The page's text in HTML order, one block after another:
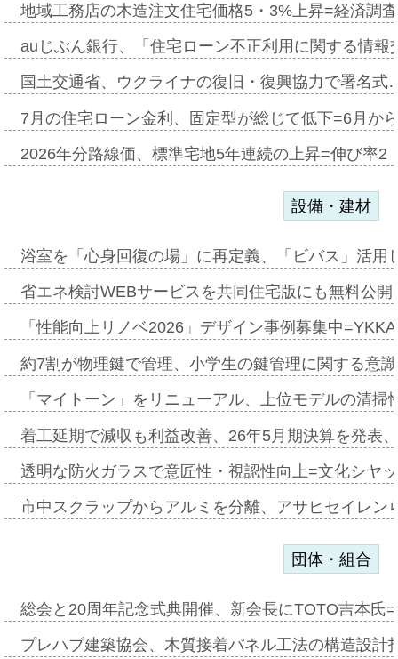
地域工務店の木造注文住宅価格5・3%上昇=経済調
auじぶん銀行、「住宅ローン不正利用に関する情
国土交通省、ウクライナの復旧・復興協力で署名
7月の住宅ローン金利、固定型が総じて低下=6月か
2026年分路線価、標準宅地5年連続の上昇=伸び率
設備・建材
浴室を「心身回復の場」に再定義、「ビバス」活
省エネ検討WEBサービスを共同住宅版にも無料公
「性能向上リノベ2026」デザイン事例募集中
約7割が物理鍵で管理、小学生の鍵管理に関する意
「マイトーン」をリニューアル、上位モデルの清
着工延期で減収も利益改善、26年5月期決算を発表
透明な防火ガラスで意匠性・視認性向上=文化シヤ
市中スクラップからアルミを分離、アサヒセイレ
団体・組合
総会と20周年記念式典開催、新会長にTOTO吉本氏
プレハブ建築協会、木質接着パネル工法の構造設